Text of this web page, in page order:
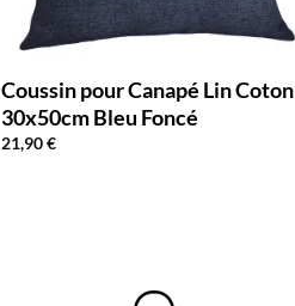
Coussin pour Canapé Lin Coton
30x50cm Bleu Foncé
21,90€